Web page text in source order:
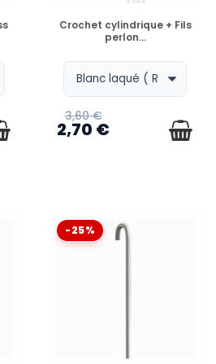
EN STOCK
Crochet cylindrique + Fils
perlon...
3,60 €
2,70 €
-25%